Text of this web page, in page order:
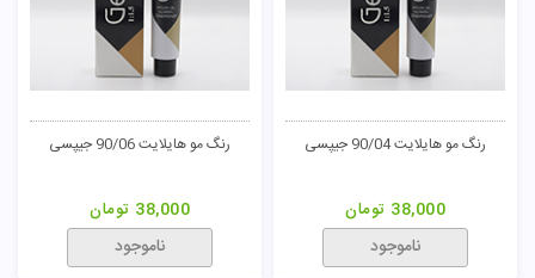
رنگ مو هایلایت 90/04 جیپسی
38,000 تومان
ناموجود
رنگ مو هایلایت 90/06 جیپسی
38,000 تومان
ناموجود